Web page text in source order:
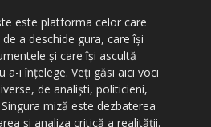
este platforma celor care
a deschide gura, care își
și care își ascultă
a-i înțelege. Veți găsi aici voci
de analiști, politicieni,
miză este dezbaterea
și analiza critică a realității.